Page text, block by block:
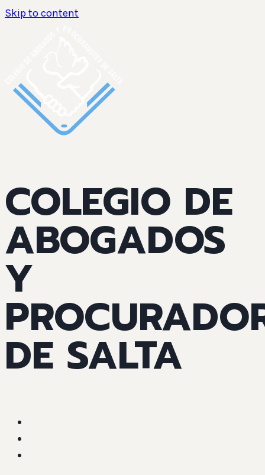
Skip to content
COLEGIO DE
ABOGADOS
Y
DE SALTA